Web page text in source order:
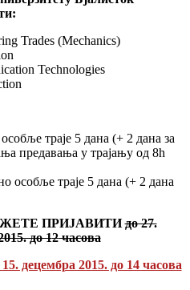
Trades (Mechanics)
Technologies
траје 5 дана (+ 2 дана за
предавања у трајању од 8h
особље траје 5 дана (+ 2 дана
ПРИЈАВИТИдо 27.
до 12часова
децембра 2015. до 14 часова